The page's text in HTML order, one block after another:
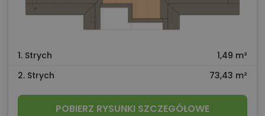
1. Strych
1,49 m²
2. Strych
73,43 m²
POBIERZ RYSUNKI SZCZEGÓŁOWE